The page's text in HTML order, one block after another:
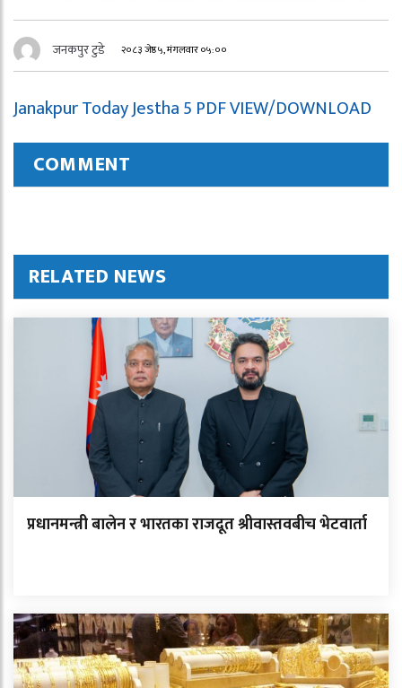
जनकपुर टुडे २०८३ जेष्ठ ५, मंगलवार ०५:००
Janakpur Today Jestha 5 PDF VIEW/DOWNLOAD
COMMENT
RELATED NEWS
प्रधानमन्त्री बालेन र भारतका राजदूत श्रीवास्तवबीच भेटवार्ता